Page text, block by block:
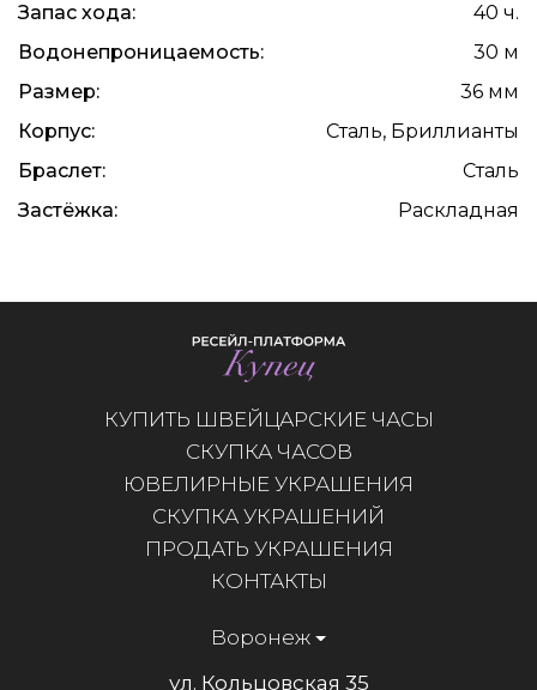
Запас хода:
40 ч.
Водонепроницаемость:
30 м
Размер:
36 мм
Корпус:
Сталь, Бриллианты
Браслет:
Сталь
Застёжка:
Раскладная
КУПИТЬ ШВЕЙЦАРСКИЕ ЧАСЫ
СКУПКА ЧАСОВ
ЮВЕЛИРНЫЕ УКРАШЕНИЯ
СКУПКА УКРАШЕНИЙ
ПРОДАТЬ УКРАШЕНИЯ
КОНТАКТЫ
Воронеж
ул. Кольцовская 35